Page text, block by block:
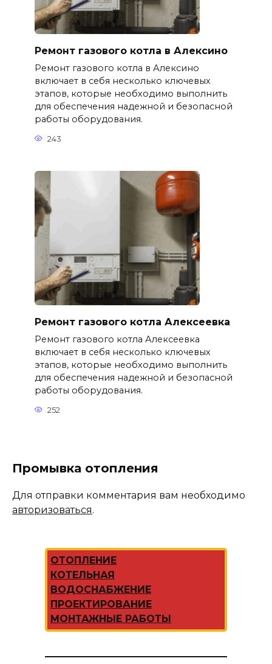
Ремонт газового котла в Алексино
Ремонт газового котла в Алексино
включает в себя несколько ключевых
этапов, которые необходимо выполнить
для обеспечения надежной и безопасной
работы оборудования.
243
Ремонт газового котла Алексеевка
Ремонт газового котла Алексеевка
включает в себя несколько ключевых
этапов, которые необходимо выполнить
для обеспечения надежной и безопасной
работы оборудования.
252
Промывка отопления
Для отправки комментария вам необходимо
авторизоваться.
ОТОПЛЕНИЕ
КОТЕЛЬНАЯ
ВОДОСНАБЖЕНИЕ
ПРОЕКТИРОВАНИЕ
МОНТАЖНЫЕ РАБОТЫ